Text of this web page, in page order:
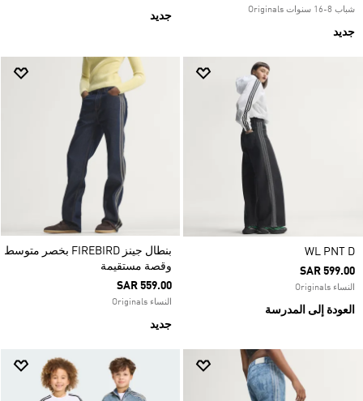
شباب 8-16 سنوات Originals
جديد
جديد
WL PNT D
SAR 599.00
النساء Originals
العودة إلى المدرسة
بنطال جينز FIREBIRD بخصر متوسط
وقصة مستقيمة
SAR 559.00
النساء Originals
جديد